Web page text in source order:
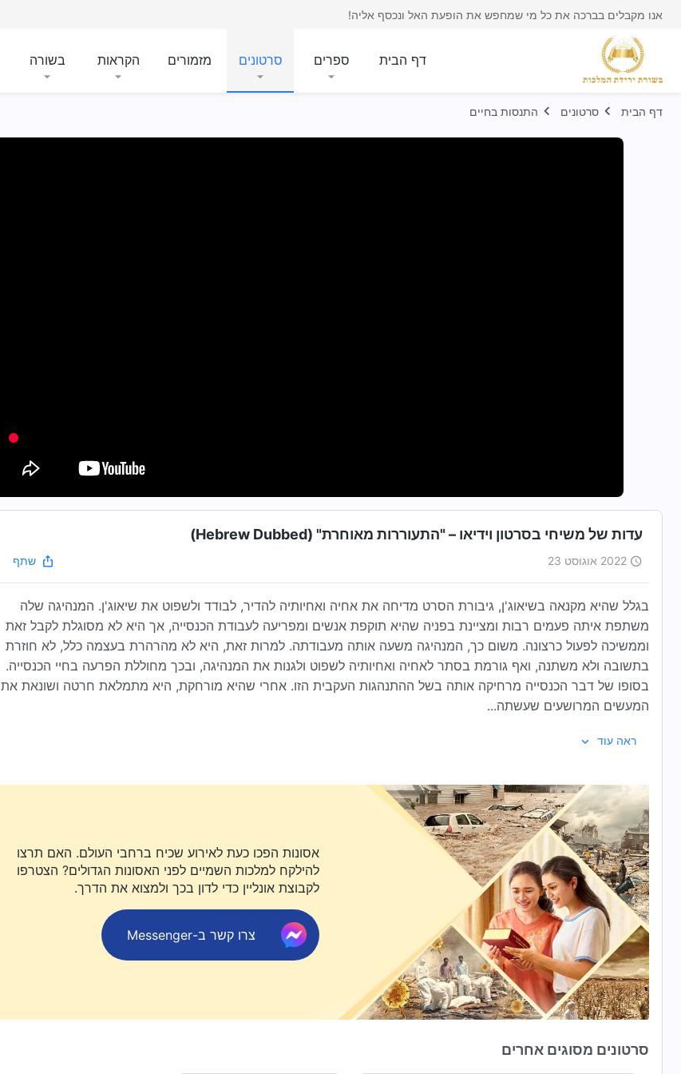
אנו מקבלים בברכה את כל מי שמחפש את הופעת האל ונכסף אליה!
דף הבית ספרים סרטונים מזמורים הקראות בשורה
דף הבית סרטונים התנסות בחיים
עדות של משיחי בסרטון וידיאו – "התעוררות מאוחרת" (Hebrew Dubbed)
2022 אוגוסט 23 שתף
בגלל שהיא מקנאה בשיאוג'ן, גיבורת הסרט מדיחה את אחיה ואחיותיה להדיר, לבודד ולשפוט את שיאוג'ן. המנהיגה שלה
משתפת איתה פעמים רבות ומציינת בפניה שהיא תוקפת אנשים ומפריעה לעבודת הכנסייה, אך היא לא מסוגלת לקבל זאת
וממשיכה לפעול כרצונה. משום כך, המנהיגה משעה אותה מעבודתה. למרות זאת, היא לא מהרהרת בעצמה כלל, לא חוזרת
בתשובה ולא משתנה, ואף גורמת בסתר לאחיה ואחיותיה לשפוט ולגנות את המנהיגה, ובכך מחוללת הפרעה בחיי הכנסייה.
בסופו של דבר הכנסייה מרחיקה אותה בשל ההתנהגות העקבית הזו. אחרי שהיא מורחקת, היא מתמלאת חרטה ושונאת את
המעשים המרושעים שעשתה...
ראה עוד
אסונות הפכו כעת לאירוע שכיח ברחבי העולם. האם תרצו
להילקח למלכות השמיים לפני האסונות הגדולים? הצטרפו
לקבוצת אונליין כדי לדון בכך ולמצוא את הדרך.
צרו קשר ב-Messenger
סרטונים מסוגים אחרים